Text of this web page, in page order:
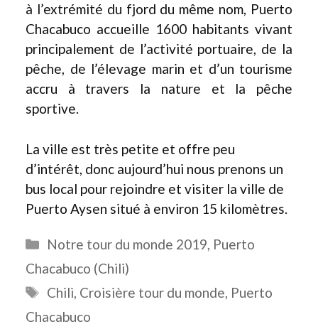
à l’extrémité du fjord du même nom, Puerto
Chacabuco accueille 1600 habitants vivant
principalement de l’activité portuaire, de la
pêche, de l’élevage marin et d’un tourisme
accru à travers la nature et la pêche
sportive.
La ville est très petite et offre peu
d’intérêt, donc aujourd’hui nous prenons un
bus local pour rejoindre et visiter la ville de
Puerto Aysen situé à environ 15 kilomètres.
Catégories
Notre tour du monde 2019, Puerto
Chacabuco (Chili)
Étiquettes
Chili, Croisière tour du monde, Puerto
Chacabuco